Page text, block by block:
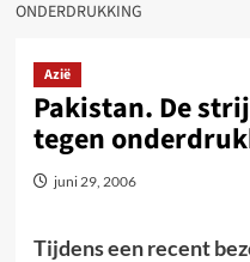
ONDERDRUKKING
Azië
Pakistan. De
tegen
juni 29, 2006
Tijdens een recent